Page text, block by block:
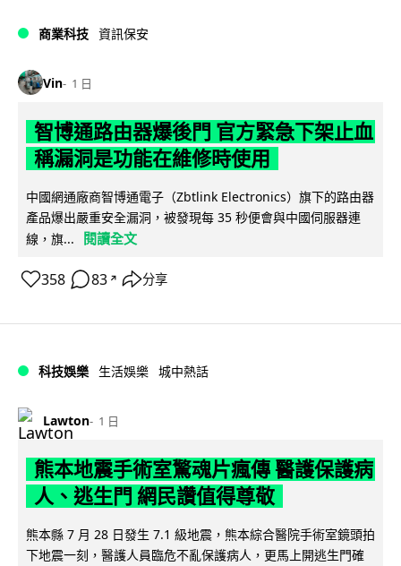
商業科技 資訊保安
Vin 1 日
智博通路由器爆後門 官方緊急下架止血
稱漏洞是功能在維修時使用
中國網通廠商智博通電子（Zbtlink Electronics）旗下的路由器
產品爆出嚴重安全漏洞，被發現每 35 秒便會與中國伺服器連
線，旗...
閱讀全文
358 83 ↗ 分享
科技娛樂 生活娛樂 城中熱話
Lawton 1 日
熊本地震手術室驚魂片瘋傳 醫護保護病
人、逃生門 網民讚值得尊敬
熊本縣 7 月 28 日發生 7.1 級地震，熊本綜合醫院手術室鏡頭拍
下地震一刻，醫護人員臨危不亂保護病人，更馬上開逃生門確